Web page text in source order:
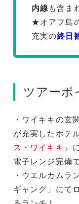
内線 も含ま
★オアフ島
充実の終日
ツアーポ
・ワイキキの玄
が充実したホテ
ス・ワイキキ』
電子レンジ完備
・ウエルカムラ
ギャング」にて